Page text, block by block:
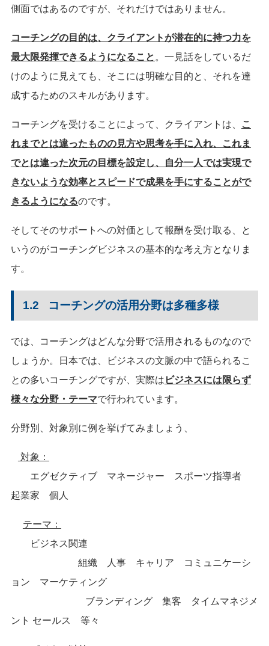
側面ではあるのですが、それだけではありません。
コーチングの目的は、クライアントが潜在的に持つ力を
最大限発揮できるようになること 。一見話をしているだ
けのように見えても、そこには明確な目的と、それを達
成するためのスキルがあります。
コーチングを受けることによって、クライアントは、
こ
れまでとは違ったものの見方や思考を手に入れ、これま
でとは違った次元の目標を設定し、自分一人では実現で
きないような効率とスピードで成果を手にすることがで
きるようになるのです。
そしてそのサポートへの対価として報酬を受け取る、と
いうのがコーチングビジネスの基本的な考え方となりま
す。
1.2 コーチングの活用分野は多種多様
では、コーチングはどんな分野で活用されるものなので
しょうか。日本では、ビジネスの文脈の中で語られるこ
との多いコーチングですが、実際は ビジネスには限らず
様々な分野・テーマで行われています。
分野別、対象別に例を挙げてみましょう、
対象：
エグゼクティブ マネージャー スポーツ指導者
起業家 個人
テーマ：
ビジネス関連
組織 人事 キャリア コミュニケーシ
ョン マーケティング
ブランディング 集客 タイムマネジメ
ント セールス 等々